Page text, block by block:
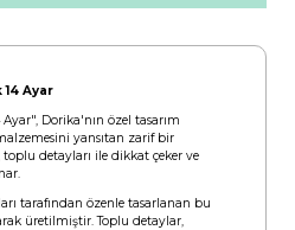
Ayar
Dorika'nın özel tasarım
yansıtan zarif bir
detayları ile dikkat çeker ve
tarafından özenle tasarlanan bu
üretilmiştir. Toplu detaylar,